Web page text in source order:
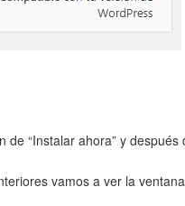
“Instalar ahora” y
vamos a ver la